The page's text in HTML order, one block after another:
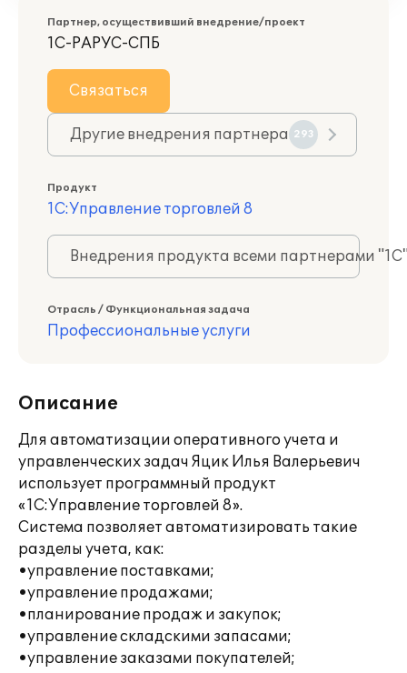
Партнер, осуществивший внедрение/проект
1С-РАРУС-СПБ
Связаться
Другие внедрения партнера 293
Продукт
1С:Управление торговлей 8
Внедрения продукта всеми партнерами
Отрасль / Функциональная задача
Профессиональные услуги
Описание
Для автоматизации оперативного учета и
управленческих задач Яцик Илья Валерьевич
использует программный продукт
«1С:Управление торговлей 8».
Система позволяет автоматизировать такие
разделы учета, как:
•управление поставками;
•управление продажами;
•планирование продаж и закупок;
•управление складскими запасами;
•управление заказами покупателей;